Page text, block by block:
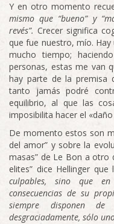
Y en otro momento
mismo que “bueno” y
revés”. Crecer significa
que fue nuestro, mío.
mucho tiempo;
personas, estas me van
hay parte de la
tanto jamás podré
equilibrio, al que las
imposibilita hacer el
De momento estos son
del amor” y sobre la
masas” de Le Bon a otro
elites” dice Hellinger
culpables, sino que
consecuencias de su
siempre disponen
desgraciadamente, sólo